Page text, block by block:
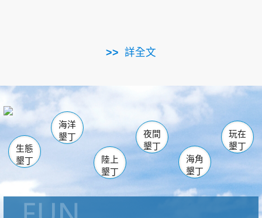
詳全文
南仁湖
海生館
恆春 佳樂水
龍鑾潭自然中心 森林遊樂區
瓊麻館
關山 墾管處遊客中心
社頂公園 風吹沙
船帆石
白砂 龍磐公園
香蕉灣
砂島
鵝鑾鼻
生態
墾丁
海洋
墾丁
陸上
墾丁
夜間
墾丁
海角
墾丁
玩在
墾丁